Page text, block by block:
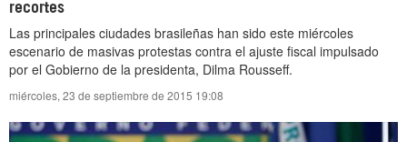
recortes
Las principales ciudades brasileñas han sido este miércoles
escenario de masivas protestas contra el ajuste fiscal impulsado
por el Gobierno de la presidenta, Dilma Rousseff.
miércoles, 23 de septiembre de 2015 19:08